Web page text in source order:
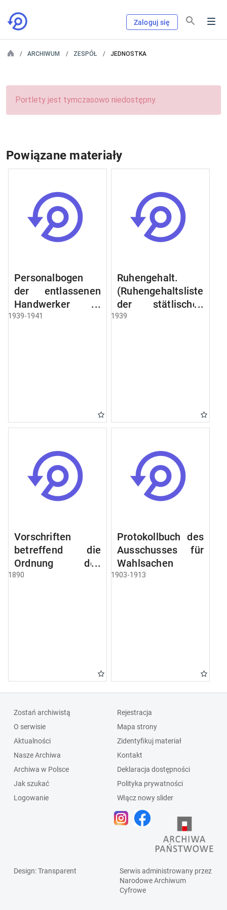
Zaloguj się
ARCHIWUM ZESPÓŁ JEDNOSTKA
Portlety jest tymczasowo niedostępny.
Powiązane materiały
Personalbogen
der entlassenen
Handwerker u.
Arbeiter des
1939-1941
Ruhengehalt.
(Ruhengehaltsliste
der stätlischen
Beamten u.
Raczyński! Schen
Bibliothek).
1939
Vorschriften
betreffend die
Ordnung des
Geschäftsganges
1890
Protokollbuch des
Ausschusses für
Wahlsachen
1903-1913
Zostań archiwistą
O serwisie
Aktualności
Nasze Archiwa
Archiwa w Polsce
Jak szukać
Logowanie
Rejestracja
Mapa strony
Zidentyfikuj materiał
Kontakt
Deklaracja dostępności
Polityka prywatności
Włącz nowy slider
Design: Transparent
Serwis administrowany przez
Narodowe Archiwum
Cyfrowe